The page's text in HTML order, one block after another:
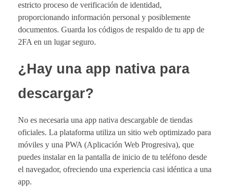
estricto proceso de verificación de identidad,
proporcionando información personal y posiblemente
documentos. Guarda los códigos de respaldo de tu app de
2FA en un lugar seguro.
¿Hay una app nativa para
descargar?
No es necesaria una app nativa descargable de tiendas
oficiales. La plataforma utiliza un sitio web optimizado para
móviles y una PWA (Aplicación Web Progresiva), que
puedes instalar en la pantalla de inicio de tu teléfono desde
el navegador, ofreciendo una experiencia casi idéntica a una
app.